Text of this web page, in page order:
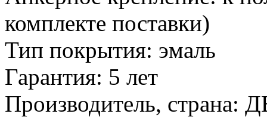
комплекте поставки)
Тип покрытия: эмаль
Гарантия: 5 лет
Производитель, страна: